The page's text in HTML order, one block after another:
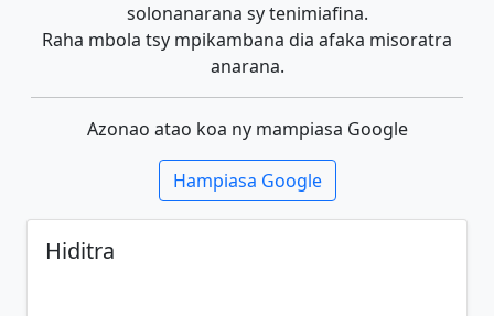
solonanarana sy tenimiafina.
Raha mbola tsy mpikambana dia afaka misoratra
anarana.
Azonao atao koa ny mampiasa Google
Hampiasa Google
Hiditra